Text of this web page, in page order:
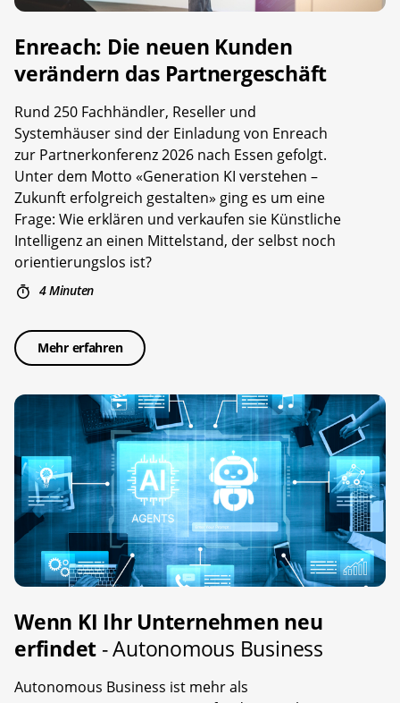
Enreach: Die neuen Kunden
verändern das Partnergeschäft
Rund 250 Fachhändler, Reseller und
Systemhäuser sind der Einladung von Enreach
zur Partnerkonferenz 2026 nach Essen gefolgt.
Unter dem Motto «Generation KI verstehen –
Zukunft erfolgreich gestalten» ging es um eine
Frage: Wie erklären und verkaufen sie Künstliche
Intelligenz an einen Mittelstand, der selbst noch
orientierungslos ist?
4 Minuten
Mehr erfahren
Wenn KI Ihr Unternehmen neu
erfindet - Autonomous Business
Autonomous Business ist mehr als